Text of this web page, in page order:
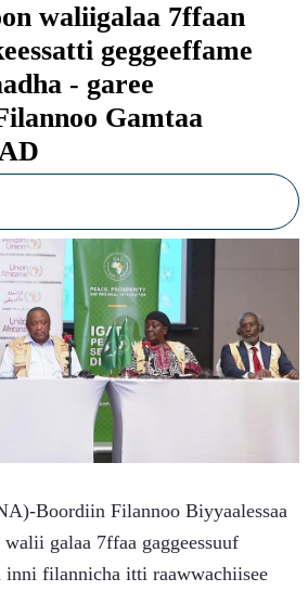
Waa’ee keenya
waliigalaa 7ffaan
geggeeffame
- garee
Gamtaa
Boordiin Filannoo Biyyaalessaa
galaa 7ffaa gaggeessuuf
inni filannicha itti raawwachiisee